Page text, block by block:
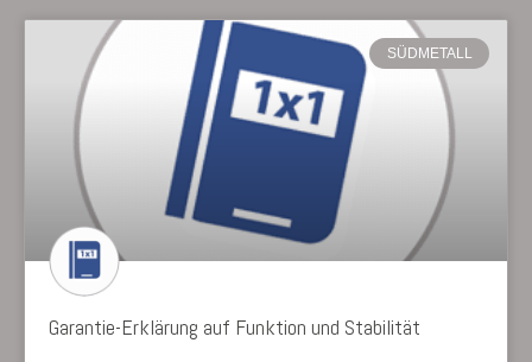
SÜDMETALL
Garantie-Erklärung auf Funktion und Stabilität